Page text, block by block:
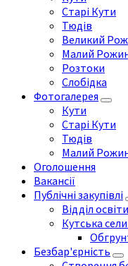
Старі Кути
Тюдів
Великий
Малий
Розтоки
Слобідка
Фотогалерея
Кути
Старі Кути
Тюдів
Малий
Оголошення
Вакансії
Публічні закупівлі
Відділ
Кутська
Безбар'єрність